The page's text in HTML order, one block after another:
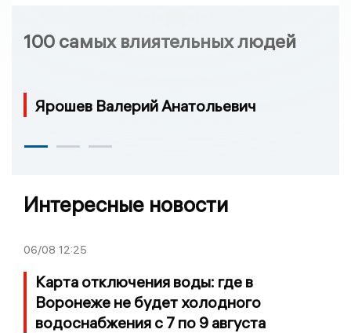
100 самых влиятельных людей
Ярошев Валерий Анатольевич
Интересные новости
06/08 12:25
Карта отключения воды: где в
Воронеже не будет холодного
водоснабжения с 7 по 9 августа